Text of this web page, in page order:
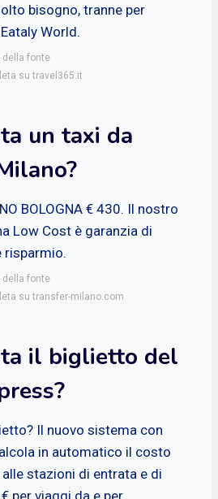
bisogno, tranne per
World.
della fonte
su travel365.it
un taxi da
BOLOGNA € 430. Il nostro
Low Cost è garanzia di
risparmio.
della fonte
su transfer-milano.com
il biglietto del
Il nuovo sistema con
in automatico il costo
stazioni di entrata e di
per viaggi da e per